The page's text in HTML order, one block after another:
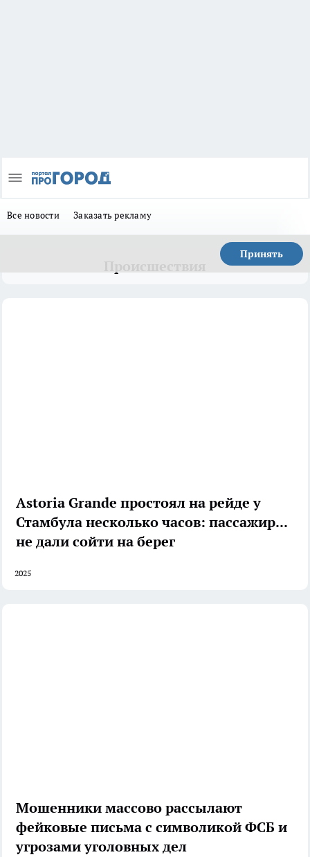
Все новости Заказать рекламу
Принять
Astoria Grande простоял на рейде у
Стамбула несколько часов: пассажирам
не дали сойти на берег
2025
Мошенники массово рассылают
фейковые письма с символикой ФСБ и
угрозами уголовных дел